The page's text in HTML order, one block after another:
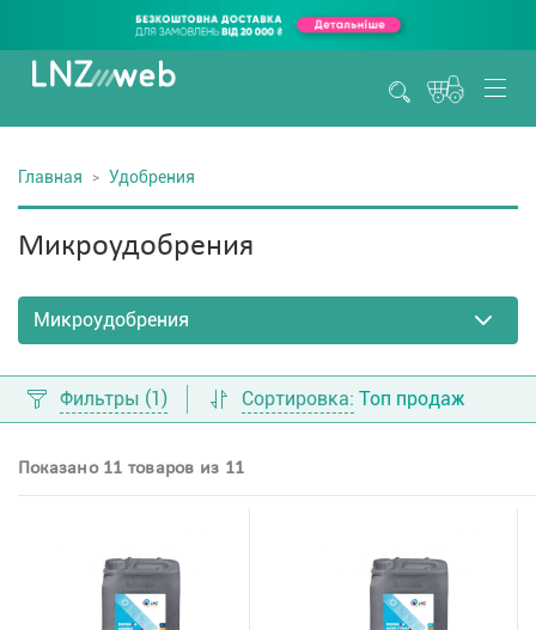
Главная Удобрения
Микроудобрения
Фильтры (1) Сортировка: Топ продаж
Показано 11 товаров из 11